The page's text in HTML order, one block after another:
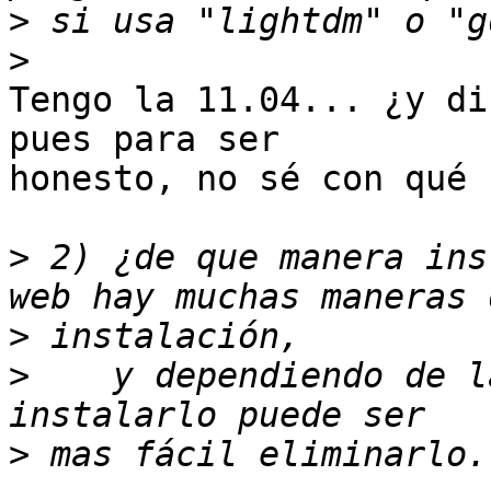
>
>
Tengo la 11.04... ¿y
pues para ser
honesto, no sé con
> 2) ¿de que manera
>
> y dependiendo de la
>